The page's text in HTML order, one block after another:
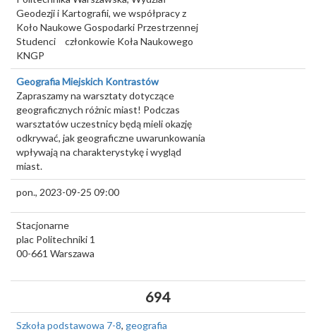
Geodezji i Kartografii, we współpracy z
Koło Naukowe Gospodarki Przestrzennej
Studenci
członkowie Koła Naukowego
KNGP
Geografia Miejskich Kontrastów
Zapraszamy na warsztaty dotyczące
geograficznych różnic miast! Podczas
warsztatów uczestnicy będą mieli okazję
odkrywać, jak geograficzne uwarunkowania
wpływają na charakterystykę i wygląd
miast.
pon., 2023-09-25 09:00
Stacjonarne
plac Politechniki 1
00-661 Warszawa
694
Szkoła podstawowa 7-8, geografia